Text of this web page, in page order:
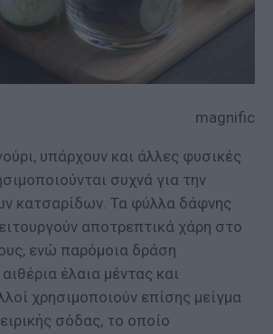
magnific
υπάρχουν και άλλες φυσικές
συχνά για την
κατσαρίδων. Τα φύλλα δάφνης
αποτρεπτικά χάρη στο
ενώ παρόμοια δράση
έλαια μέντας και
χρησιμοποιούν επίσης μείγμα
σόδας, το οποίο